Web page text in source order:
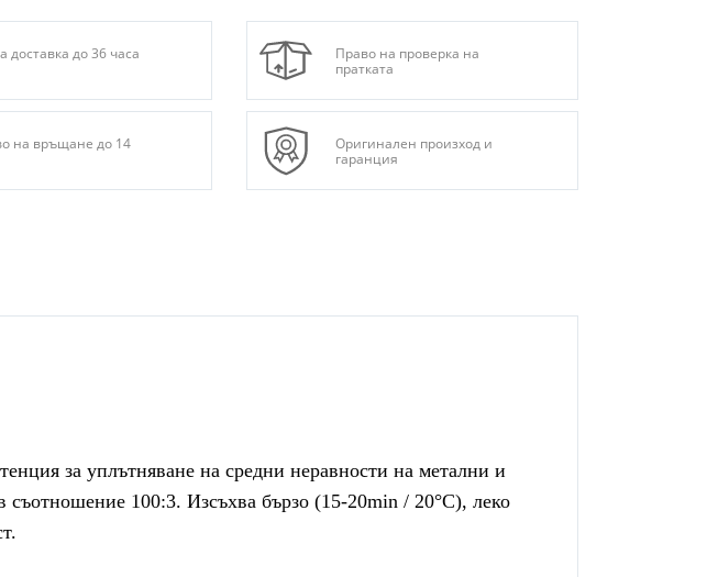
доставка до 36 часа
Право на проверка на
пратката
на връщане до 14
Оригинален произход и
гаранция
за уплътняване на средни неравности на метални и
съотношение 100:3. Изсъхва бързо (15-20min / 20°C), леко